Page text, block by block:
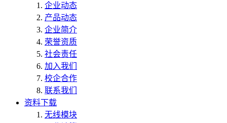
企业动态
产品动态
企业简介
荣誉资质
社会责任
加入我们
校企合作
联系我们
资料下载
无线模块